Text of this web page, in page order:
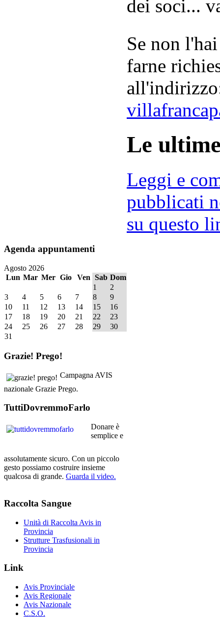
dei soci...
Se non
farne
Le
Leggi e
pubblicati
su questo
Agenda appuntamenti
Agosto 2026
Lun Mar Mer Gio Ven Sab Dom
1
2
3
4 5 6 7 8
9
10
11 12 13 14 15
16
17
18 19 20 21 22
23
24
25 26 27 28 29
30
31
Grazie! Prego!
Campagna AVIS
nazionale Grazie Prego.
TuttiDovremmoFarlo
Donare è
semplice e
assolutamente sicuro. Con un piccolo
gesto possiamo costruire insieme
qualcosa di grande. Guarda il video.
Raccolta Sangue
Unità di Raccolta Avis in
Provincia
Strutture Trasfusionali in
Provincia
Link
Avis Provinciale
Avis Regionale
Avis Nazionale
C.S.O.